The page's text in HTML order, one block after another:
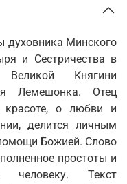
духовника Минского
и Сестричества в
Великой Княгини
Лемешонка. Отец
красоте, о любви и
делится личным
Божией. Слово
простоты и
человеку. Текст